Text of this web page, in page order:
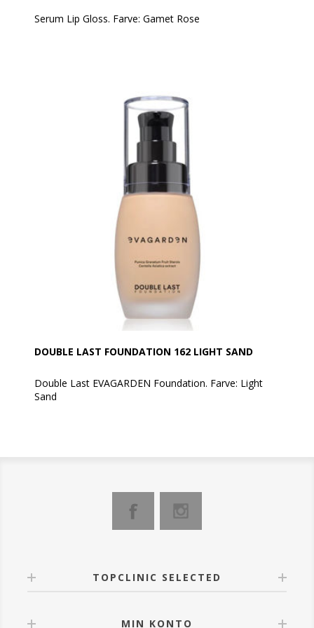
Serum Lip Gloss. Farve: Gamet Rose
Formuleret med 89% ingredienser af naturlig
oprindelse, herunder den helt nye "You Butter Believe
Complex": en kraftfuld infusion af 8 forskellige slagts
butter, som er fyldt med næringsstoffer, som giver
bærer det. (Murumuru, Shea, Mango, Kokum, Kakao,
Babassu, Monoi de Tahiti, Cupuacu).
Det kan påføres direkte på læberne med sin
applikator eller med EVAGARDEN Læbepensel nr. 3.
Det kan bruges alene på læberne eller oven på
læbestift for at tilføje dimension, komfort og
volumen til læberne.
DOUBLE LAST FOUNDATION 162 LIGHT SAND
Double Last EVAGARDEN Foundation. Farve: Light
Sand
Double Last foundationen er formuleret med en
eksklusiv teknologi, der kombinerer ekstrem
Aldrig før er en foundation blevet set så stærkt
Double Last foundationen tilbyder også fremragende
TOPCLINIC SELECTED
MIN KONTO